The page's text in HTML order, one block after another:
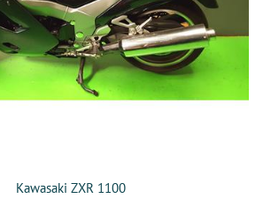
Kawasaki ZXR 1100